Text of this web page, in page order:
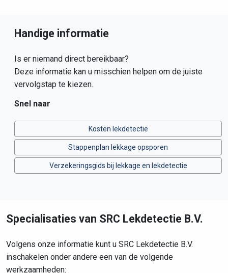
Handige informatie
Is er niemand direct bereikbaar?
Deze informatie kan u misschien helpen om de juiste
vervolgstap te kiezen.
Snel naar
Kosten lekdetectie
Stappenplan lekkage opsporen
Verzekeringsgids bij lekkage en lekdetectie
Specialisaties van SRC Lekdetectie B.V.
Volgens onze informatie kunt u SRC Lekdetectie B.V.
inschakelen onder andere een van de volgende
werkzaamheden: